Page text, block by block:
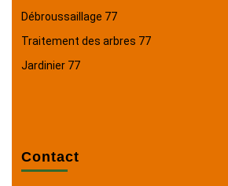
Débroussaillage 77
Traitement des arbres 77
Jardinier 77
Contact